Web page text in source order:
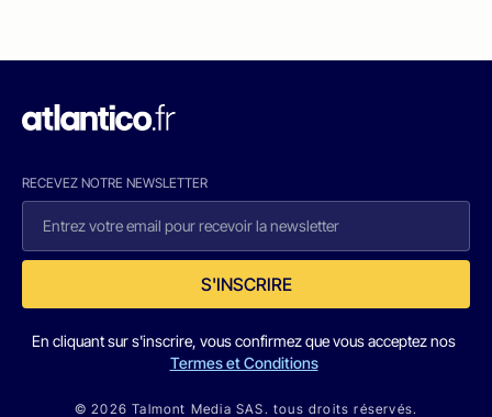
RECEVEZ NOTRE NEWSLETTER
S'INSCRIRE
En cliquant sur s'inscrire, vous confirmez que vous acceptez nos
Termes et Conditions
© 2026 Talmont Media SAS. tous droits réservés.